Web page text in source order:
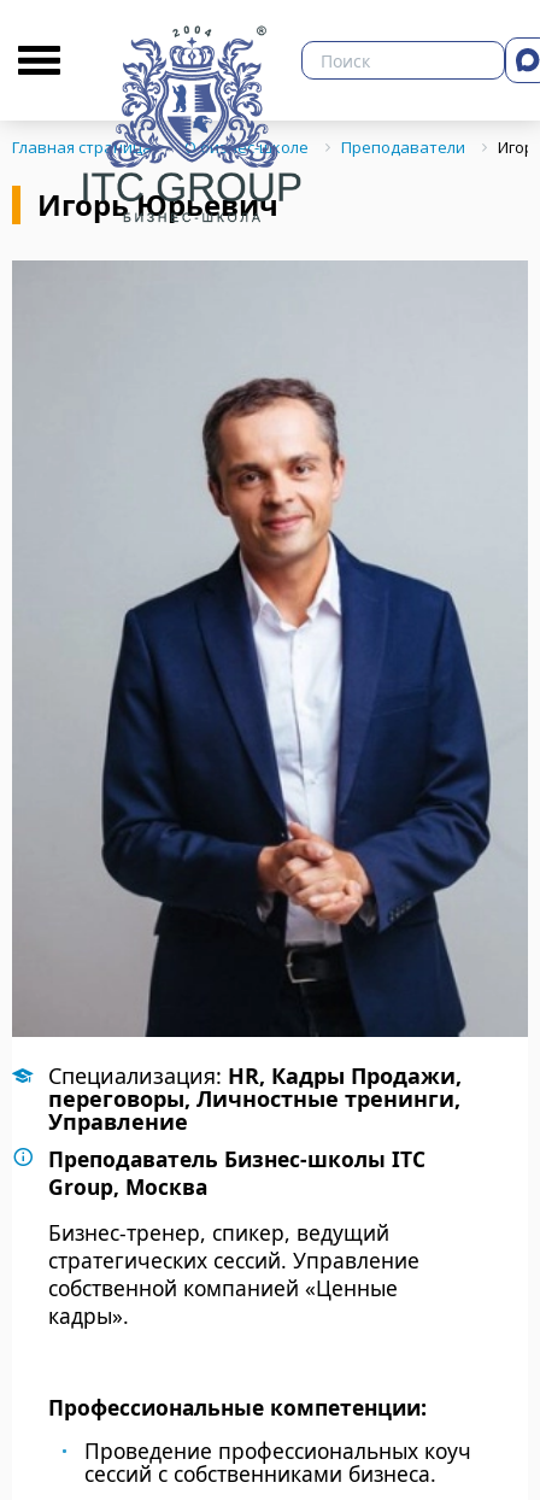
О бизнес-школе Библиотека
Главная страница О бизнес-школе Преподаватели
Игорь Юрьевич
Специализация: HR, Кадры Продажи,
переговоры, Личностные тренинги,
Управление
Преподаватель Бизнес-школы ITC
Group, Москва
Бизнес-тренер, спикер, ведущий
стратегических сессий. Управление
собственной компанией «Ценные
кадры».
Профессиональные компетенции:
Проведение профессиональных коуч
сессий с собственниками бизнеса.